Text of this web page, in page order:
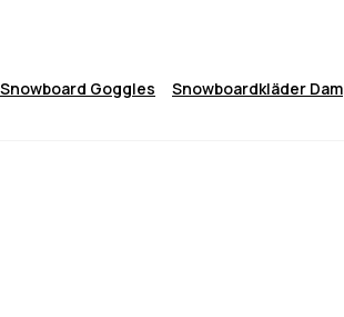
Snowboard Goggles Snowboardkläder Dam